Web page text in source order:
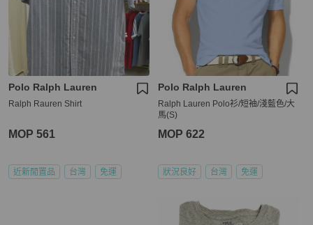
Polo Ralph Lauren
Ralph Rauren Shirt
MOP 561
近新閒置品 台灣 免運
Polo Ralph Lauren
Ralph Lauren Polo衫/短袖/淺藍色/大
馬(S)
MOP 622
狀況良好 台灣 免運